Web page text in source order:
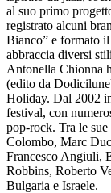
al suo primo
registrato alcuni
Bianco” e formato
abbraccia diversi
Antonella Chionna
(edito da
Holiday. Dal 2002
festival, con
pop-rock. Tra le
Colombo, Marc
Francesco Angiuli,
Robbins, Roberto
Bulgaria e Israele.